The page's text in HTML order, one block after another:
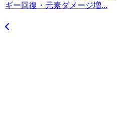
ギー回復・元素ダメージ増...